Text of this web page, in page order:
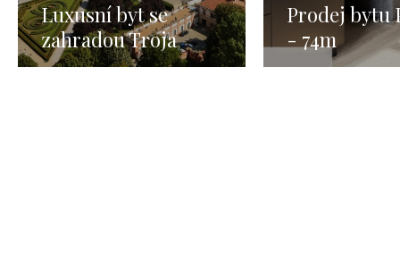
Luxusní byt se
zahradou Troja
Prodej bytu
- 74m